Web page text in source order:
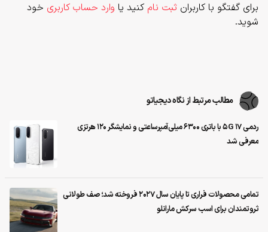
برای گفتگو با کاربران ثبت نام کنید یا وارد حساب کاربری خود
شوید.
مطالب مرتبط از نگاه دیجیاتو
ردمی 17 5G با باتری ۶۳۰۰ میلی‌آمپرساعتی و نمایشگر ۱۲۰ هرتزی
معرفی شد
تمامی محصولات فراری تا پایان سال ۲۰۲۷ فروخته شد؛ صف طولانی
ثروتمندان برای اسب سرکش مارانلو